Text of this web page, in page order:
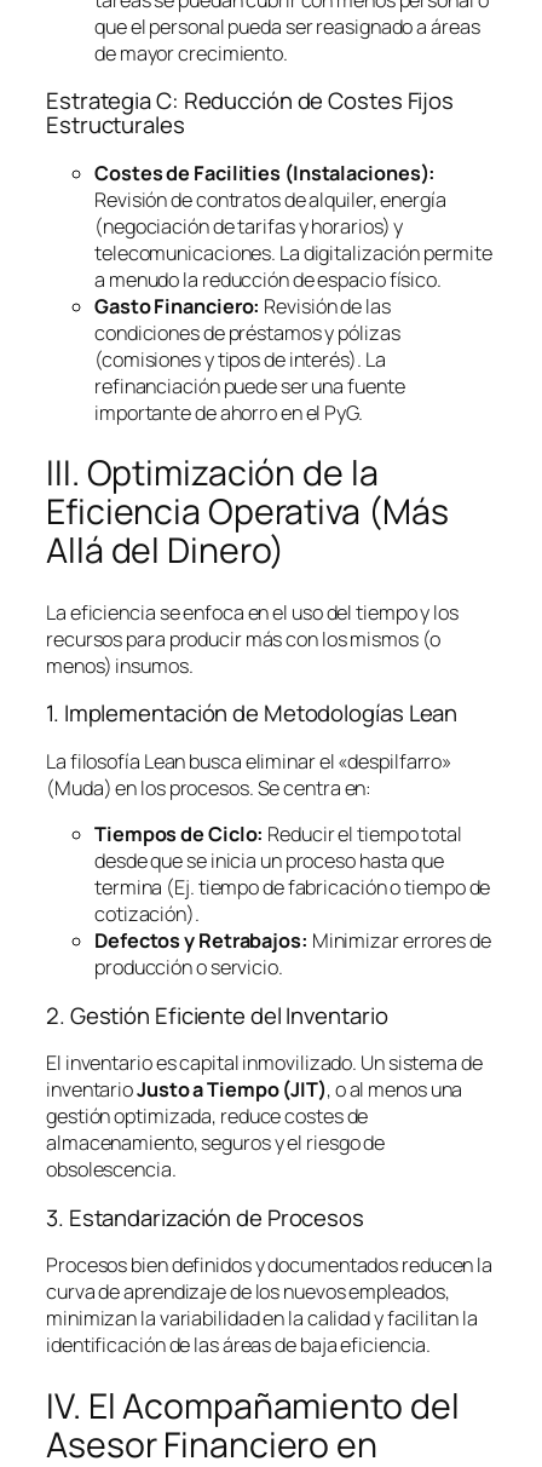
que el personal pueda ser reasignado a áreas
de mayor crecimiento.
Estrategia C: Reducción de Costes Fijos
Estructurales
Costes de Facilities (Instalaciones):
Revisión de contratos de alquiler, energía
(negociación de tarifas y horarios) y
telecomunicaciones. La digitalización permite
a menudo la reducción de espacio físico.
Gasto Financiero: Revisión de las
condiciones de préstamos y pólizas
(comisiones y tipos de interés). La
refinanciación puede ser una fuente
importante de ahorro en el PyG.
III. Optimización de la
Eficiencia Operativa (Más
Allá del Dinero)
La eficiencia se enfoca en el uso del tiempo y los
recursos para producir más con los mismos (o
menos) insumos.
1. Implementación de Metodologías Lean
La filosofía Leanbusca eliminar el «despilfarro»
(Muda) en los procesos. Se centra en:
Tiempos de Ciclo: Reducir el tiempo total
desde que se inicia un proceso hasta que
termina (Ej. tiempo de fabricación o tiempo de
cotización).
Defectos y Retrabajos: Minimizar errores de
producción o servicio.
2. Gestión Eficiente del Inventario
El inventario es capital inmovilizado. Un sistema de
inventarioJusto a Tiempo (JIT), o al menos una
gestión optimizada, reduce costes de
almacenamiento, seguros y el riesgo de
obsolescencia.
3. Estandarización de Procesos
Procesos bien definidos y documentados reducen la
curva de aprendizaje de los nuevos empleados,
minimizan la variabilidad en la calidad y facilitan la
identificación de las áreas de baja eficiencia.
IV. El Acompañamiento del
Asesor Financiero en